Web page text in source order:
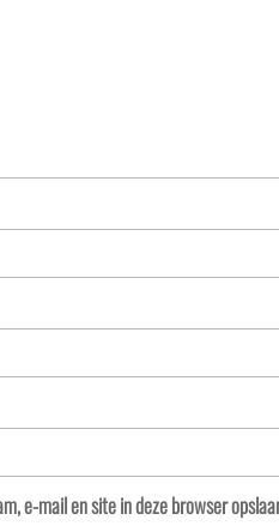
e-mail en site in deze browser